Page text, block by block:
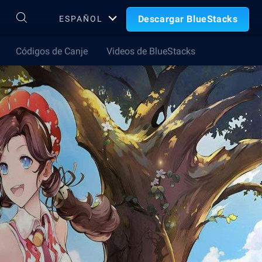
ESPAÑOL Descargar BlueStacks
Códigos de Canje Videos de BlueStacks